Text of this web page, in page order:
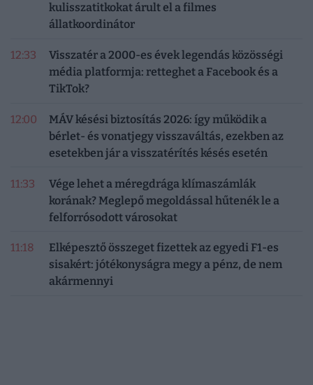
kulisszatitkokat árult el a filmes
állatkoordinátor
12:33
Visszatér a 2000-es évek legendás közösségi
média platformja: retteghet a Facebook és a
TikTok?
12:00
MÁV késési biztosítás 2026: így működik a
bérlet- és vonatjegy visszaváltás, ezekben az
esetekben jár a visszatérítés késés esetén
11:33
Vége lehet a méregdrága klímaszámlák
korának? Meglepő megoldással hűtenék le a
felforrósodott városokat
11:18
Elképesztő összeget fizettek az egyedi F1-es
sisakért: jótékonyságra megy a pénz, de nem
akármennyi